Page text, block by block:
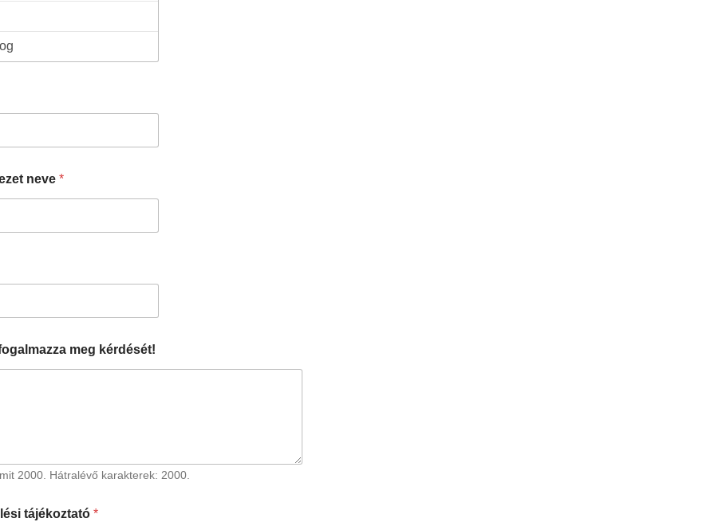
neve *
meg kérdését!
2000. Hátralévő karakterek: 2000.
tájékoztató *